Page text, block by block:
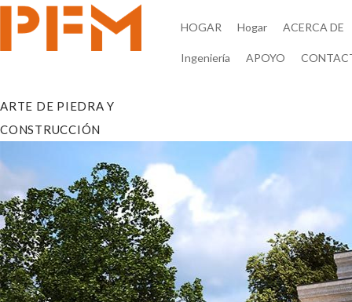
ARTE DE PIEDRA Y
CONSTRUCCIÓN
HOGAR Hogar ACERCA DE
Ingeniería APOYO